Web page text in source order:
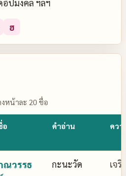
ปมงคล ฯลฯ
ฮ
หน้าละ 20 ชื่อ
อ คำอ่าน คว
ณวรรธ
กะนะวัด เจ